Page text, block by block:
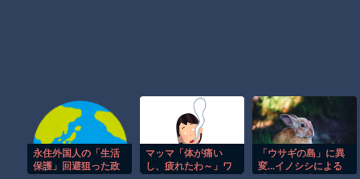
永住外国人の「生活
保護」回避狙った政
マッマ「体が痛い
し、疲れたわ～」ワ
「ウサギの島」に異
変...イノシシによる